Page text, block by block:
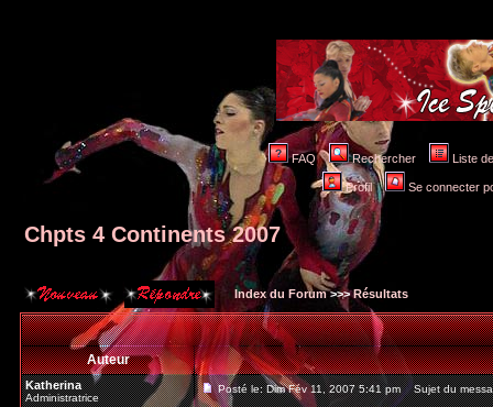
FAQ Rechercher Liste
Profil Se connecter
Chpts 4 Continents 2007
Index du Forum>>>Résultats
Auteur
Katherina
Administratrice
Posté le: Dim Fév 11, 2007 5:41 pm Sujet du